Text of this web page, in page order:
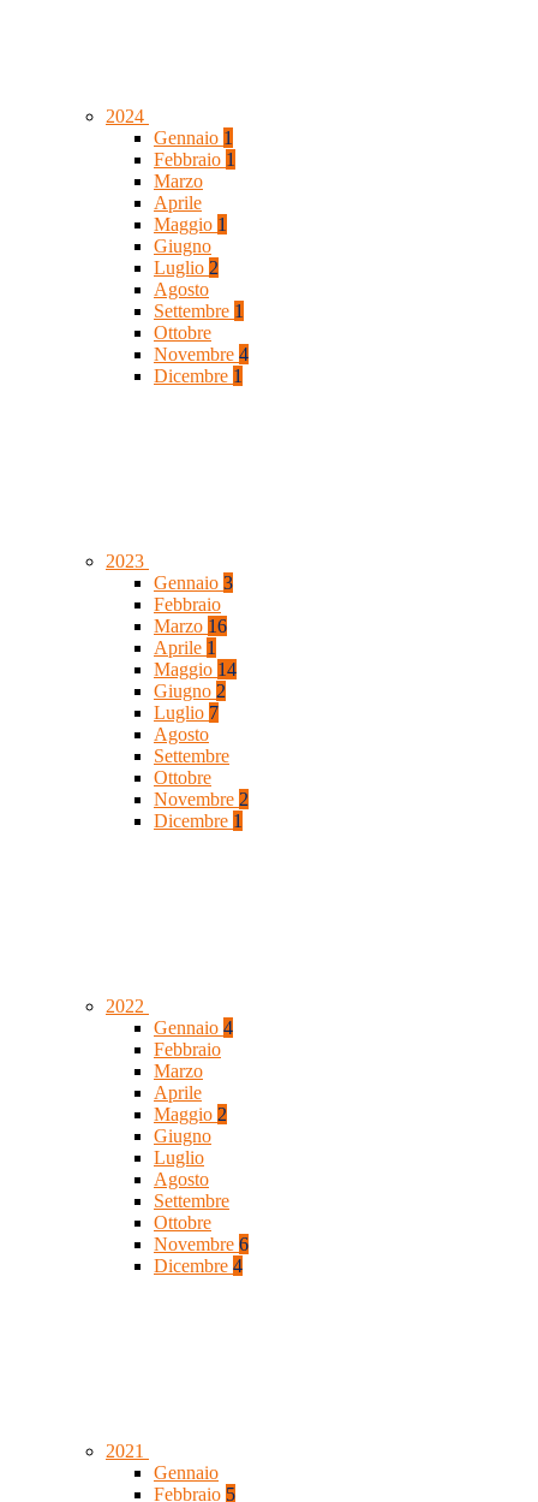
2024
Gennaio 1
Febbraio 1
Marzo
Aprile
Maggio 1
Giugno
Luglio 2
Agosto
Settembre 1
Ottobre
Novembre 4
Dicembre 1
2023
Gennaio 3
Febbraio
Marzo 16
Aprile 1
Maggio 14
Giugno 2
Luglio 7
Agosto
Settembre
Ottobre
Novembre 2
Dicembre 1
2022
Gennaio 4
Febbraio
Marzo
Aprile
Maggio 2
Giugno
Luglio
Agosto
Settembre
Ottobre
Novembre 6
Dicembre 4
2021
Gennaio
Febbraio 5